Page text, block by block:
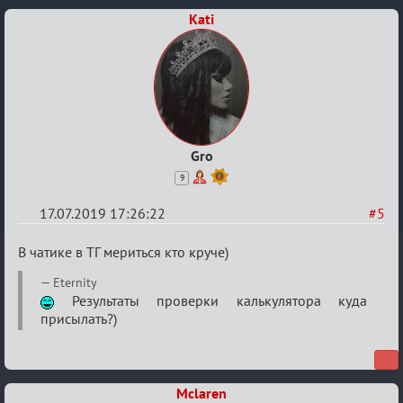
Kati
Gro
9
#5
17.07.2019 17:26:22
Re:
Кальк
В чатике в ТГ мериться кто круче)
Eternity
Результаты проверки калькулятора куда
присылать?)
Mclaren